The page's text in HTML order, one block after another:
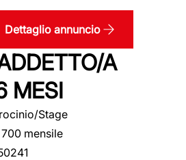
Dettaglio annuncio
A
MESI
Stage
700 mensile